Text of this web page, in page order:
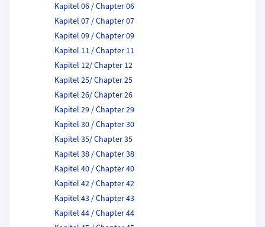
Kapitel 06 / Chapter 06
Kapitel 07 / Chapter 07
Kapitel 09 / Chapter 09
Kapitel 11 / Chapter 11
Kapitel 12/ Chapter 12
Kapitel 25/ Chapter 25
Kapitel 26/ Chapter 26
Kapitel 29 / Chapter 29
Kapitel 30 / Chapter 30
Kapitel 35/ Chapter 35
Kapitel 38 / Chapter 38
Kapitel 40 / Chapter 40
Kapitel 42 / Chapter 42
Kapitel 43 / Chapter 43
Kapitel 44 / Chapter 44